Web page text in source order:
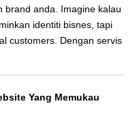
brand anda. Imagine kalau
identiti bisnes, tapi
customers. Dengan servis
Yang Memukau